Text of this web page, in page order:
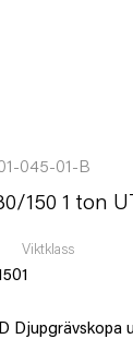
045-01-B
150 1 ton
Viktklass
1
Djupgrävskopa